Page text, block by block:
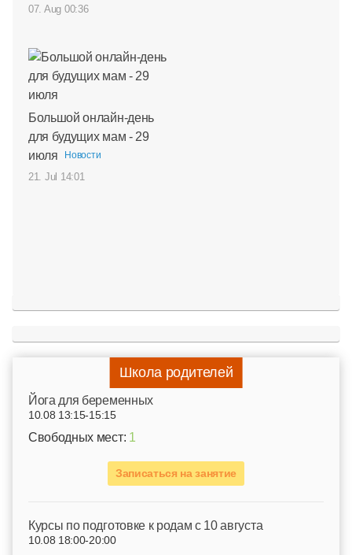
07. Aug 00:36
Большой онлайн-день
для будущих мам - 29
июля
Новости
21. Jul 14:01
Школа родителей
Йога для беременных
10.08 13:15-15:15
Свободных мест: 1
Записаться на занятие
Курсы по подготовке к родам c 10 августа
10.08 18:00-20:00